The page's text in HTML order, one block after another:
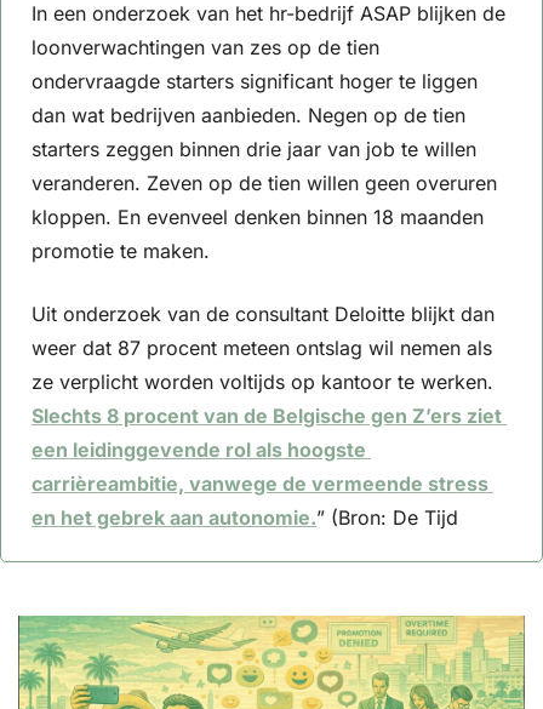
In een onderzoek van het hr-bedrijf ASAP blijken de
loonverwachtingen van zes op de tien
ondervraagde starters significant hoger te liggen
dan wat bedrijven aanbieden. Negen op de tien
starters zeggen binnen drie jaar van job te willen
veranderen. Zeven op de tien willen geen overuren
kloppen. En evenveel denken binnen 18 maanden
promotie te maken.
Uit onderzoek van de consultant Deloitte blijkt dan
weer dat 87 procent meteen ontslag wil nemen als
Slechts 8 procent van de Belgische gen Z’ers ziet
een leidinggevende rol als hoogste
carrièreambitie, vanwege de vermeende stress
en het gebrek aan autonomie.” (Bron: De Tijd